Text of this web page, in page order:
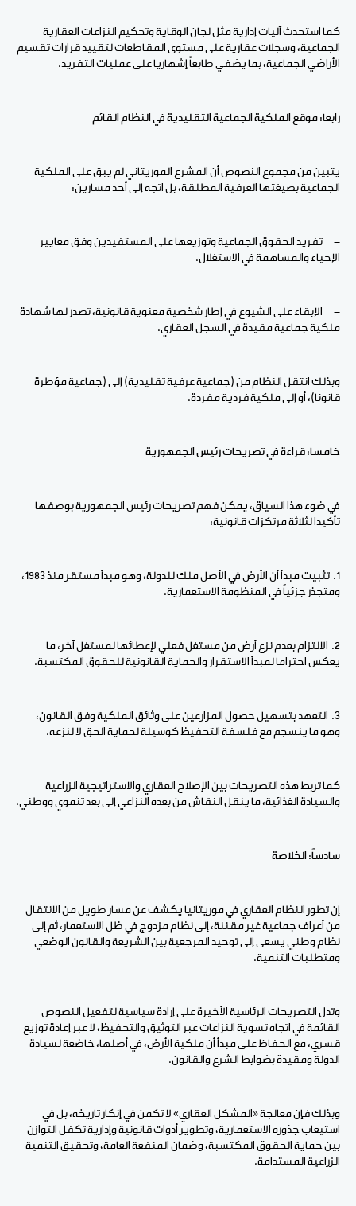
كما استحدث آليات إدارية مثل لجان الوقاية وتحكيم النزاعات العقارية
الجماعية، وسجلات عقارية على مستوى المقاطعات لتقييد قرارات تقسيم
الأراضي الجماعية، بما يضفي طابعاً إشهاريا على عمليات التفريد.
رابعا: موقع الملكية الجماعية التقليدية في النظام القائم
يتبين من مجموع النصوص أن المشرع الموريتاني لم يبق على الملكية
الجماعية بصيغتها العرفية المطلقة، بل اتجه إلى أحد مسارين:
- تفريد الحقوق الجماعية وتوزيعها على المستفيدين وفق معايير
الإحياء والمساهمة في الاستغلال.
- الإبقاء على الشيوع في إطار شخصية معنوية قانونية، تصدر لها شهادة
ملكية جماعية مقيدة في السجل العقاري.
وبذلك انتقل النظام من (جماعية عرفية تقليدية) إلى (جماعية مؤطرة
قانونا)، أو إلى ملكية فردية مفردة.
خامسا: قراءة في تصريحات رئيس الجمهورية
في ضوء هذا السياق، يمكن فهم تصريحات رئيس الجمهورية بوصفها
تأكيدا لثلاثة مرتكزات قانونية:
1. تثبيت مبدأ أن الأرض في الأصل ملك للدولة، وهو مبدأ مستقر منذ 1983،
ومتجذر جزئياً في المنظومة الاستعمارية.
2. الالتزام بعدم نزع أرض من مستغل فعلي لإعطائها لمستغل آخر، ما
يعكس احتراما لمبدأ الاستقرار والحماية القانونية للحقوق المكتسبة.
3. التعهد بتسهيل حصول المزارعين على وثائق الملكية وفق القانون،
وهو ما ينسجم مع فلسفة التحفيظ كوسيلة لحماية الحق لا لنزعه.
كما تربط هذه التصريحات بين الإصلاح العقاري والاستراتيجية الزراعية
والسيادة الغذائية، ما ينقل النقاش من بعده النزاعي إلى بعد تنموي ووطني.
سادساً: الخلاصة
إن تطور النظام العقاري في موريتانيا يكشف عن مسار طويل من الانتقال
من أعراف جماعية غير مقننة، إلى نظام مزدوج في ظل الاستعمار، ثم إلى
نظام وطني يسعى إلى توحيد المرجعية بين الشريعة والقانون الوضعي
ومتطلبات التنمية.
وتدل التصريحات الرئاسية الأخيرة على إرادة سياسية لتفعيل النصوص
القائمة في اتجاه تسوية النزاعات عبر التوثيق والتحفيظ، لا عبر إعادة توزيع
قسري، مع الحفاظ على مبدأ أن ملكية الأرض، في أصلها، خاضعة لسيادة
الدولة ومقيدة بضوابط الشرع والقانون.
وبذلك فإن معالجة «المشكل العقاري» لا تكمن في إنكار تاريخه، بل في
استيعاب جذوره الاستعمارية، وتطوير أدوات قانونية وإدارية تكفل التوازن
بين حماية الحقوق المكتسبة، وضمان المنفعة العامة، وتحقيق التنمية
الزراعية المستدامة.